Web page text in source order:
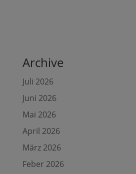
Archive
Juli 2026
Juni 2026
Mai 2026
April 2026
März 2026
Feber 2026